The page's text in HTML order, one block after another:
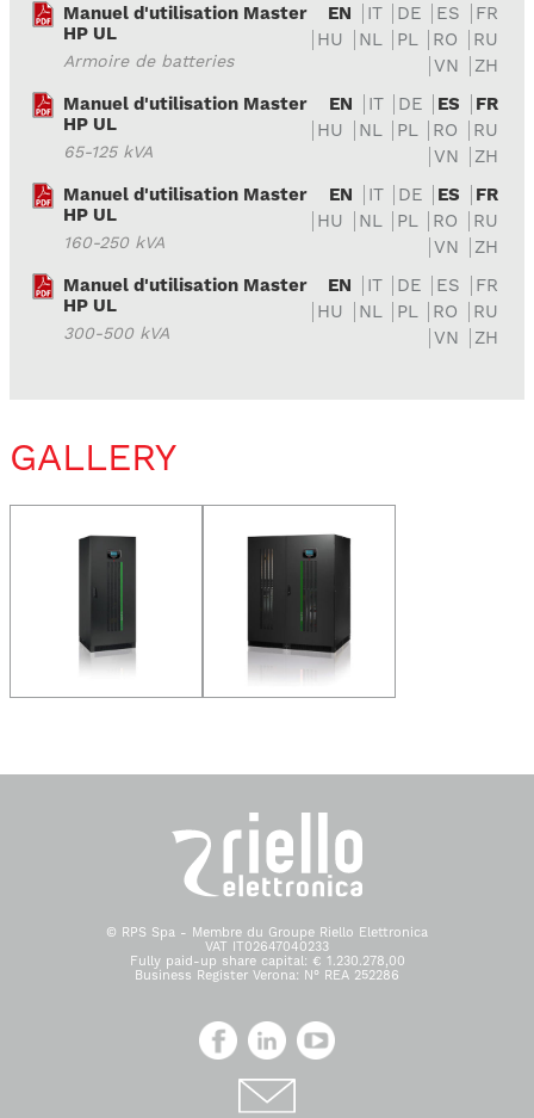
Manuel d'utilisation Master
HP UL
Armoire de batteries
EN IT DE ES
FR
HU
NL PL RO
RU
VN
ZH
Manuel d'utilisation Master
HP UL
65-125 kVA
EN IT DE ES
FR
HU
NL PL RO
RU
VN
ZH
Manuel d'utilisation Master
HP UL
160-250 kVA
EN IT DE ES
FR
HU
NL PL RO
RU
VN
ZH
Manuel d'utilisation Master
HP UL
300-500 kVA
EN IT DE ES
FR
HU
NL PL RO
RU
VN
ZH
GALLERY
© RPS Spa - Membre du Groupe Riello Elettronica
VAT IT02647040233
Fully paid-up share capital: € 1.230.278,00
Business Register Verona: N° REA 252286